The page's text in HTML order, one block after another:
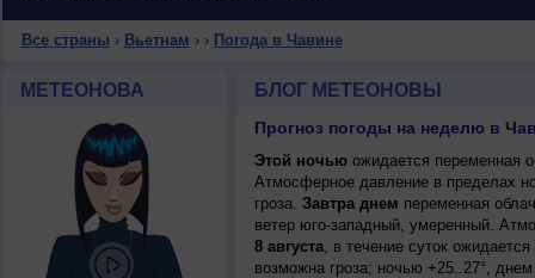
Все страны › Вьетнам › › Погода в Чавине
МЕТЕОНОВА БЛОГ МЕТЕОНОВЫ
Прогноз погоды на неделю в
Этой ночьюожидается переменная
Атмосферное давление в пределах
гроза. Завтра днем переменная
ветер юго-западный, умеренный.
8 августа, в течение суток
возможна гроза; ночью +25..27°,